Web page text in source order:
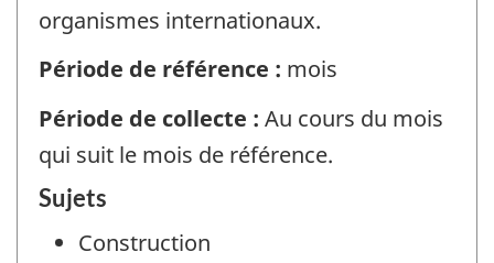
organismes internationaux.
Période de référence : mois
Période de collecte : Au cours du mois
qui suit le mois de référence.
Sujets
Construction